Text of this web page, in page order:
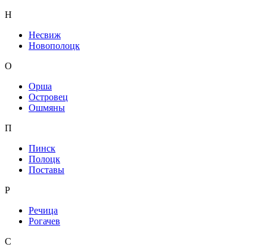
Н
Несвиж
Новополоцк
О
Орша
Островец
Ошмяны
П
Пинск
Полоцк
Поставы
Р
Речица
Рогачев
С